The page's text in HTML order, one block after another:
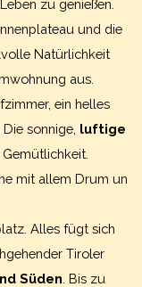
zu genießen.
und die
Natürlichkeit
aus.
ein helles
sonnige, luftige
mit allem Drum un
Alles fügt sich
Tiroler
Süden . Bis zu